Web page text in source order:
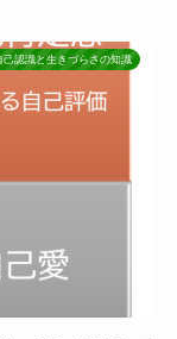
己認識と生きづらさの知識